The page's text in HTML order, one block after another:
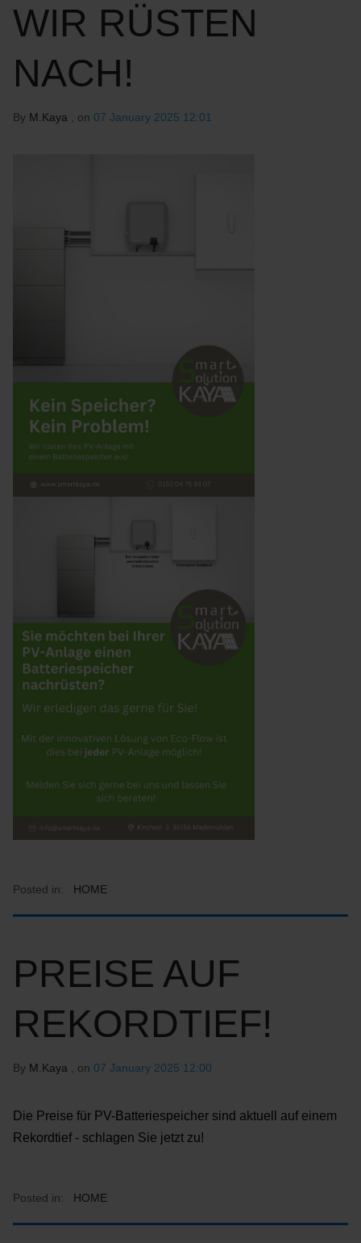
WIR RÜSTEN
NACH!
By M.Kaya , on 07 January 2025 12:01
Posted in: HOME
PREISE AUF
REKORDTIEF!
By M.Kaya , on 07 January 2025 12:00
Die Preise für PV-Batteriespeicher sind aktuell auf einem
Rekordtief - schlagen Sie jetzt zu!
Posted in: HOME